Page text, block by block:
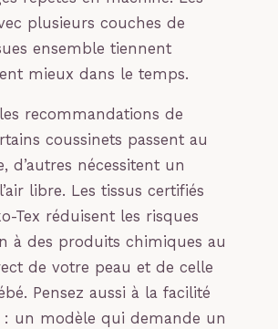
plusieurs couches de
ensemble tiennent
mieux dans le temps.
recommandations de
coussinets passent au
d’autres nécessitent un
libre. Les tissus certifiés
Tex réduisent les risques
à des produits chimiques au
de votre peau et de celle
Pensez aussi à la facilité
: un modèle qui demande un